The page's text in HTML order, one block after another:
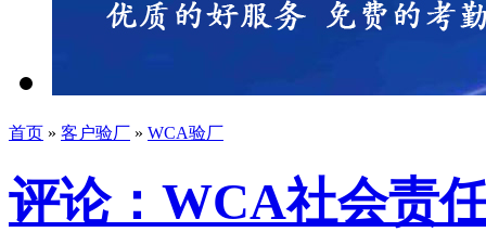
首页 » 客户验厂 » WCA验厂
评论：WCA社会责